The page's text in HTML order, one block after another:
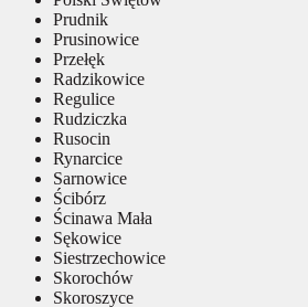
Prudnik
Prusinowice
Przełęk
Radzikowice
Regulice
Rudziczka
Rusocin
Rynarcice
Sarnowice
Ścibórz
Ścinawa Mała
Sękowice
Siestrzechowice
Skorochów
Skoroszyce